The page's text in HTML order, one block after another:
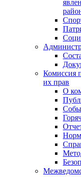
Комиссия
их прав
О